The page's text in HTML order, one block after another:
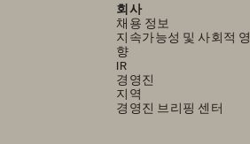
회사
채용 정보
지속가능성 및 사회적 영
향
IR
경영진
지역
경영진 브리핑 센터